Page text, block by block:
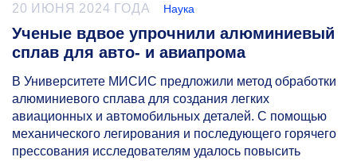
20 ИЮНЯ 2024 ГОДА Наука
Ученые вдвое упрочнили алюминиевый
сплав для авто- и авиапрома
В Университете МИСИС предложили метод обработки
алюминиевого сплава для создания легких
авиационных и автомобильных деталей. C помощью
механического легирования и последующего горячего
прессования исследователям удалось повысить